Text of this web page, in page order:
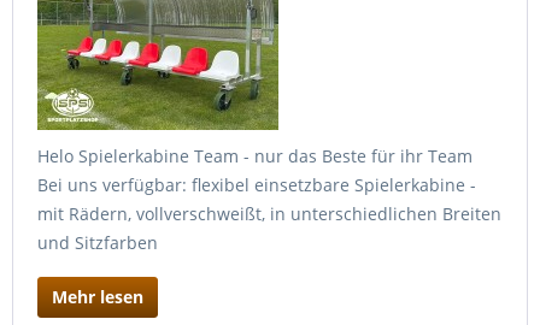
Helo Spielerkabine Team - nur das Beste für ihr Team
Bei uns verfügbar: flexibel einsetzbare Spielerkabine -
mit Rädern, vollverschweißt, in unterschiedlichen Breiten
und Sitzfarben
Mehr lesen